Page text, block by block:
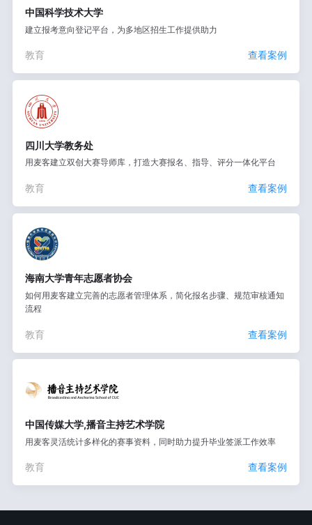
中国科学技术大学
建立报考意向登记平台，为多地区招生工作提供助力
教育 查看案例
四川大学教务处
用麦客建立双创大赛导师库，打造大赛报名、指导、评分一体化平台
教育 查看案例
海南大学青年志愿者协会
如何用麦客建立完善的志愿者管理体系，简化报名步骤、规范审核通知
流程
教育 查看案例
中国传媒大学,播音主持艺术学院
用麦客灵活统计多样化的赛事资料，同时助力提升毕业签派工作效率
教育 查看案例